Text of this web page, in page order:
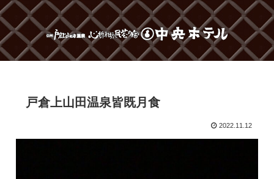
戸倉上山田温泉皆既月食
2022.11.12